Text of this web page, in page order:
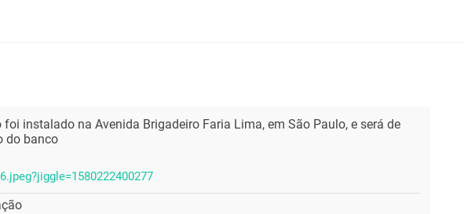
foi instalado na Avenida Brigadeiro Faria Lima, em São Paulo, e será de
do banco